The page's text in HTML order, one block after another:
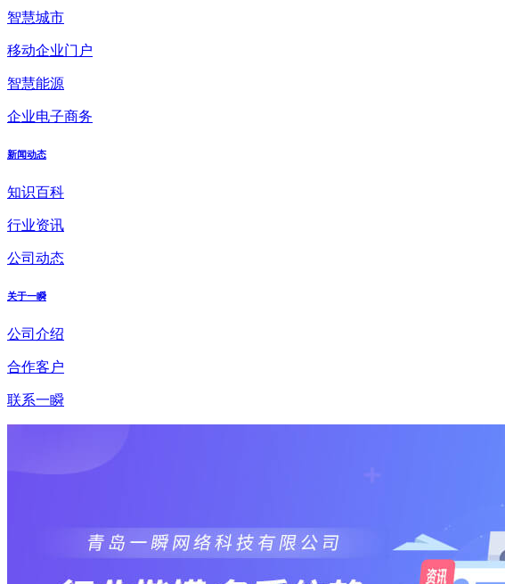
智慧城市
移动企业门户
智慧能源
企业电子商务
新闻动态
知识百科
行业资讯
公司动态
关于一瞬
公司介绍
合作客户
联系一瞬